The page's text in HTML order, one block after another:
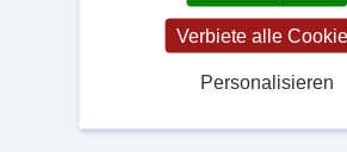
Verbiete alle
Personalisieren